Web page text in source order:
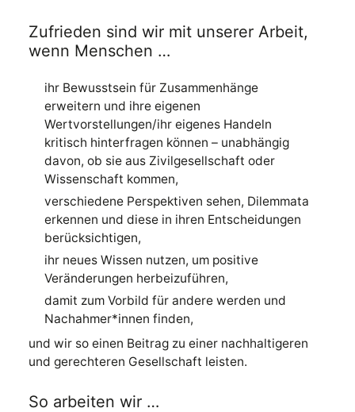
Zufrieden sind wir mit unserer Arbeit,
wenn Menschen …
ihr Bewusstsein für Zusammenhänge
erweitern und ihre eigenen
Wertvorstellungen/ihr eigenes Handeln
kritisch hinterfragen können – unabhängig
davon, ob sie aus Zivilgesellschaft oder
Wissenschaft kommen,
verschiedene Perspektiven sehen, Dilemmata
erkennen und diese in ihren Entscheidungen
berücksichtigen,
ihr neues Wissen nutzen, um positive
Veränderungen herbeizuführen,
damit zum Vorbild für andere werden und
Nachahmer*innen finden,
und wir so einen Beitrag zu einer nachhaltigeren
und gerechteren Gesellschaft leisten.
So arbeiten wir …